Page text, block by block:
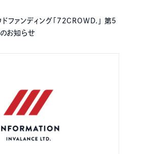
ファンディング「72CROWD.」 第5
お知らせ